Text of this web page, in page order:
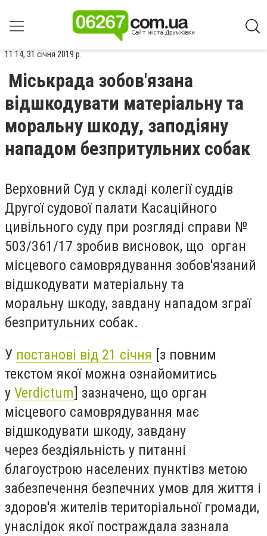
11:14, 31 січня 2019 р.
Міськрада зобов'язана
відшкодувати матеріальну та
моральну шкоду, заподіяну
нападом безпритульних собак
Верховний Суд у складі колегії суддів
Другої судової палати Касаційного
цивільного суду при розгляді справи №
503/361/17 зробив висновок, що орган
місцевого самоврядування зобов'язаний
відшкодувати матеріальну та
моральну шкоду, завдану нападом зграї
безпритульних собак.
У постанові від 21 січня [з повним
текстом якої можна ознайомитись
у Verdictum] зазначено, що орган
місцевого самоврядування має
відшкодувати шкоду, завдану
через бездіяльність у питанні
благоустрою населених пунктівз метою
забезпечення безпечних умов для життя і
здоров'я жителів територіальної громади,
унаслідок якої постраждала зазнала